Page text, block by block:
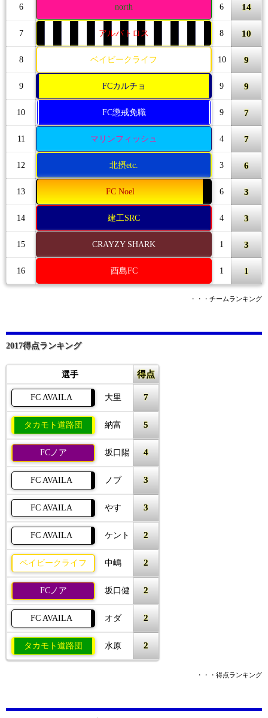
6 north 6 14
7 アルバトロス 8 10
8 ベイビークライフ 10 9
9 FCカルチョ 9 9
10 FC懲戒免職 9 7
11 マリンフィッシュ 4 7
12 北摂etc. 3 6
13 FC Noel 6 3
14 建工SRC 4 3
15 CRAYZY SHARK 1 3
16 酉島FC 1 1
・・・チームランキング
2017得点ランキング
選手 得点
FC AVAILA 大里 7
タカモト道路団 納富 5
FCノア 坂口陽 4
FC AVAILA ノブ 3
FC AVAILA やす 3
FC AVAILA ケント 2
ベイビークライフ 中嶋 2
FCノア 坂口健 2
FC AVAILA オダ 2
タカモト道路団 水原 2
・・・得点ランキング